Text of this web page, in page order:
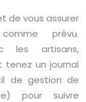
de vous assurer
prévu.
les artisans,
tenez un journal
de gestion de
pour suivre